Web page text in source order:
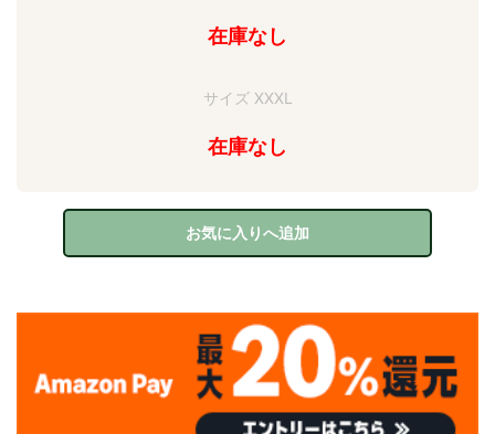
在庫なし
サイズ XXXL
在庫なし
お気に入りへ追加